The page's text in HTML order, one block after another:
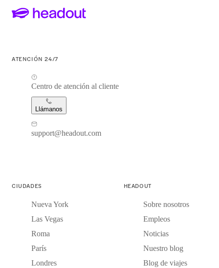
ATENCIÓN 24/7
Centro de atención al cliente
Llámanos
support@headout.com
CIUDADES
Nueva York
Las Vegas
Roma
París
Londres
HEADOUT
Sobre nosotros
Empleos
Noticias
Nuestro blog
Blog de viajes